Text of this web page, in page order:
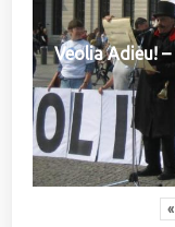
Veolia Adieu!
«